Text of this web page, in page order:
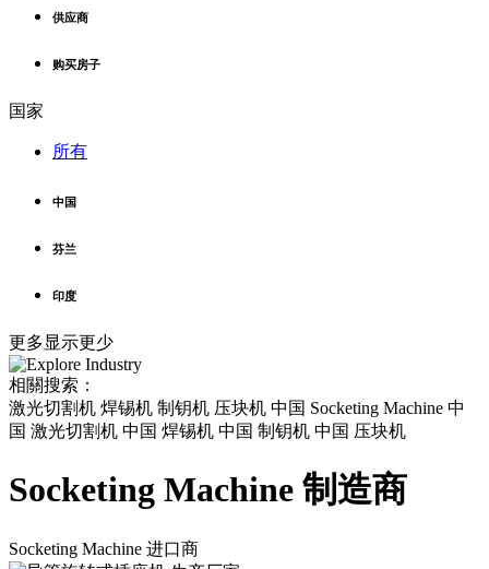
供应商
购买房子
国家
所有
中国
芬兰
印度
更多显示更少
相關搜索：
激光切割机 焊锡机 制钥机 压块机 中国 Socketing Machine 中
国 激光切割机 中国 焊锡机 中国 制钥机 中国 压块机
Socketing Machine 制造商
Socketing Machine 进口商